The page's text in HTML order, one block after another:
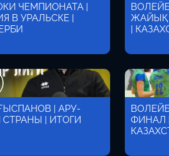
ЧЕМПИОНАТА |
В УРАЛЬСКЕ |
ЖАЙЫҚ
|
| АРУ-
| ИТОГИ
ФИНАЛ |